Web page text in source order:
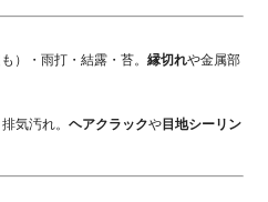
）・雨打・結露・苔。縁切れや金属部
排気汚れ。ヘアクラックや目地シーリン